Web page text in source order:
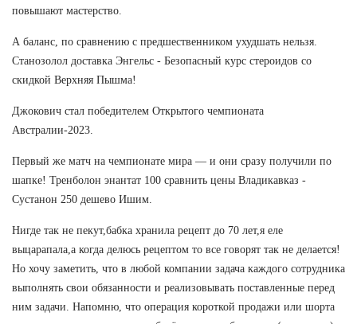
повышают мастерство.
А баланс, по сравнению с предшественником ухудшать нельзя.
Станозолол доставка Энгельс - Безопасный курс стероидов со
скидкой Верхняя Пышма!
Джокович стал победителем Открытого чемпионата
Австралии-2023.
Первый же матч на чемпионате мира — и они сразу получили по
шапке! Тренболон энантат 100 сравнить цены Владикавказ -
Сустанон 250 дешево Ишим.
Нигде так не пекут,бабка хранила рецепт до 70 лет,я еле
выцарапала,а когда делюсь рецептом то все говорят так не делается!
Но хочу заметить, что в любой компании задача каждого сотрудника
выполнять свои обязанности и реализовывать поставленные перед
ним задачи. Напомню, что операция короткой продажи или шорта